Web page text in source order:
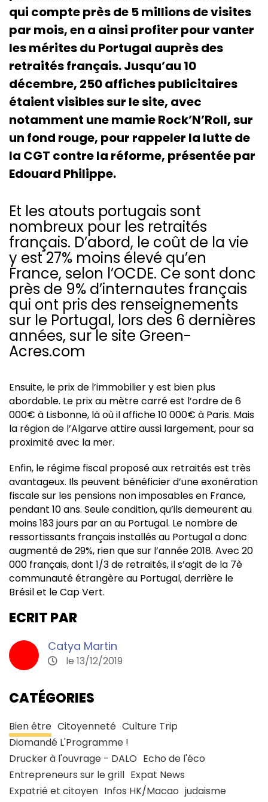
qui compte près de 5 millions de visites
par mois, en a ainsi profiter pour vanter
les mérites du Portugal auprès des
retraités français. Jusqu’au 10
décembre, 250 affiches publicitaires
étaient visibles sur le site, avec
notamment une mamie Rock’N’Roll, sur
un fond rouge, pour rappeler la lutte de
la CGT contre la réforme, présentée par
Edouard Philippe.
Et les atouts portugais sont
nombreux pour les retraités
français. D’abord, le coût de la vie
y est 27% moins élevé qu’en
France, selon l’OCDE. Ce sont donc
près de 9% d’internautes français
qui ont pris des renseignements
sur le Portugal, lors des 6 dernières
années, sur le site Green-
Acres.com
Ensuite, le prix de l’immobilier y est bien plus
abordable. Le prix au mètre carré est l’ordre de 6
000€ à Lisbonne, là où il affiche 10 000€ à Paris. Mais
la région de l’Algarve attire aussi largement, pour sa
proximité avec la mer.
Enfin, le régime fiscal proposé aux retraités est très
avantageux. Ils peuvent bénéficier d’une exonération
fiscale sur les pensions non imposables en France,
pendant 10 ans. Seule condition, qu’ils demeurent au
moins 183 jours par an au Portugal. Le nombre de
ressortissants français installés au Portugal a donc
augmenté de 29%, rien que sur l’année 2018. Avec 20
000 français, dont 1/3 de retraités, il s’agit de la 7è
communauté étrangère au Portugal, derrière le
Brésil et le Cap Vert.
ECRIT PAR
Catya Martin
le 13/12/2019
CATÉGORIES
Bien être Citoyenneté Culture Trip
Diomandé L'Programme !
Drucker à l'ouvrage - DALO Echo de l'éco
Entrepreneurs sur le grill Expat News
Expatrié et citoyen Infos HK/Macao judaisme